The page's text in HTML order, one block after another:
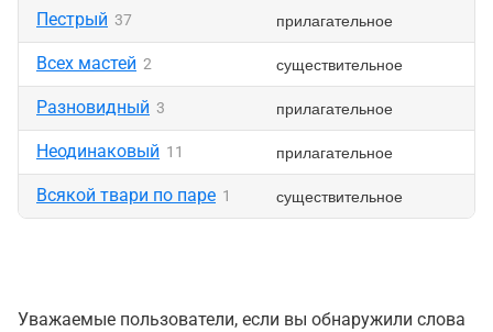
Пестрый 37 прилагательное
Всех мастей 2 существительное
Разновидный 3 прилагательное
Неодинаковый 11 прилагательное
Всякой твари по паре 1 существительное
Уважаемые пользователи, если вы обнаружили слова